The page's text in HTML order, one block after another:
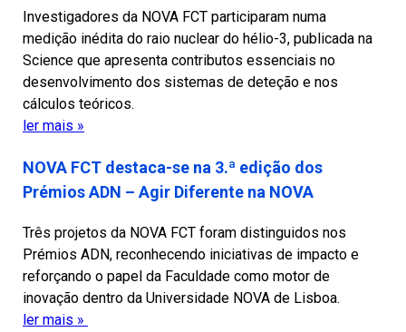
Investigadores da NOVA FCT participaram numa
medição inédita do raio nuclear do hélio-3, publicada na
Science que apresenta contributos essenciais no
desenvolvimento dos sistemas de deteção e nos
cálculos teóricos.
ler mais »
NOVA FCT destaca-se na 3.ª edição dos
Prémios ADN – Agir Diferente na NOVA
Três projetos da NOVA FCT foram distinguidos nos
Prémios ADN, reconhecendo iniciativas de impacto e
reforçando o papel da Faculdade como motor de
inovação dentro da Universidade NOVA de Lisboa.
ler mais »